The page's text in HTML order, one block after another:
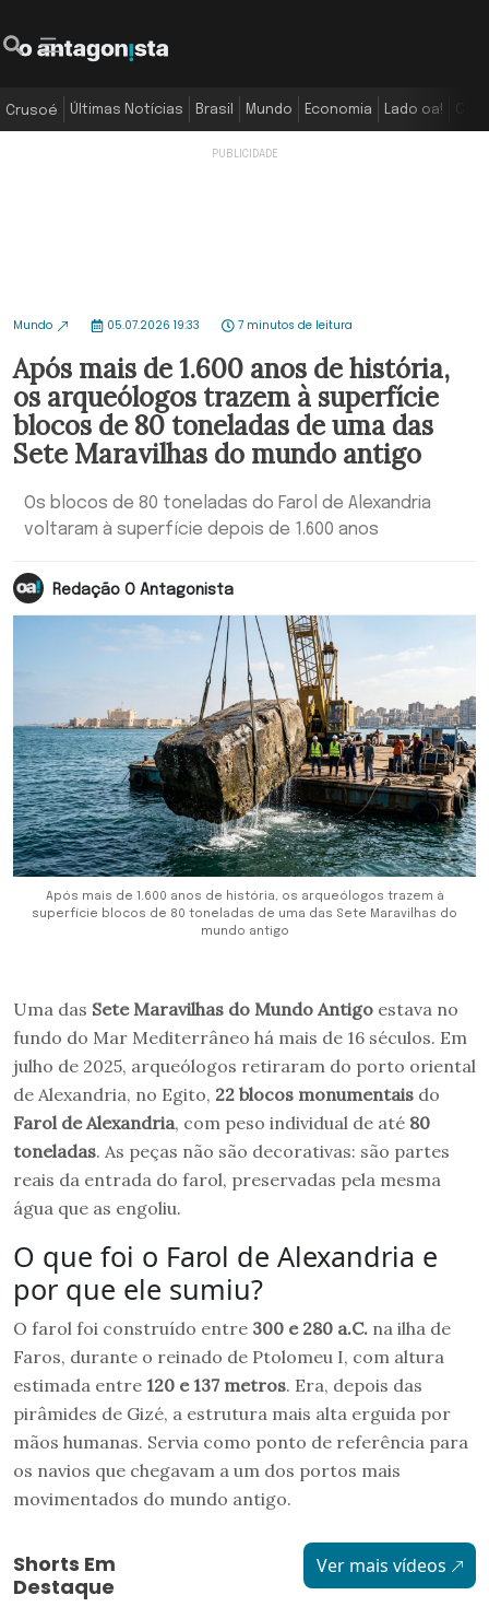
Crusoé Últimas Notícias Brasil Mundo Economia Lado oa!
Mundo 05.07.2026 19:33 7 minutos de leitura
Após mais de 1.600 anos de história,
os arqueólogos trazem à superfície
blocos de 80 toneladas de uma das
Sete Maravilhas do mundo antigo
Os blocos de 80 toneladas do Farol de Alexandria
voltaram à superfície depois de 1.600 anos
Redação O Antagonista
Após mais de 1.600 anos de história, os arqueólogos trazem à
superfície blocos de 80 toneladas de uma das Sete Maravilhas do
mundo antigo
Uma das Sete Maravilhas do Mundo Antigo estava no
fundo do Mar Mediterrâneo há mais de 16 séculos. Em
julho de 2025, arqueólogos retiraram do porto oriental
de Alexandria, no Egito, 22 blocos monumentais do
Farol de Alexandria, com peso individual de até 80
toneladas. As peças não são decorativas: são partes
reais da entrada do farol, preservadas pela mesma
água que as engoliu.
O que foi o Farol de Alexandria e
por que ele sumiu?
O farol foi construído entre 300 e 280 a.C. na ilha de
Faros, durante o reinado de Ptolomeu I, com altura
estimada entre 120 e 137 metros. Era, depois das
pirâmides de Gizé, a estrutura mais alta erguida por
mãos humanas. Servia como ponto de referência para
os navios que chegavam a um dos portos mais
movimentados do mundo antigo.
Shorts Em
Destaque
Ver mais vídeos